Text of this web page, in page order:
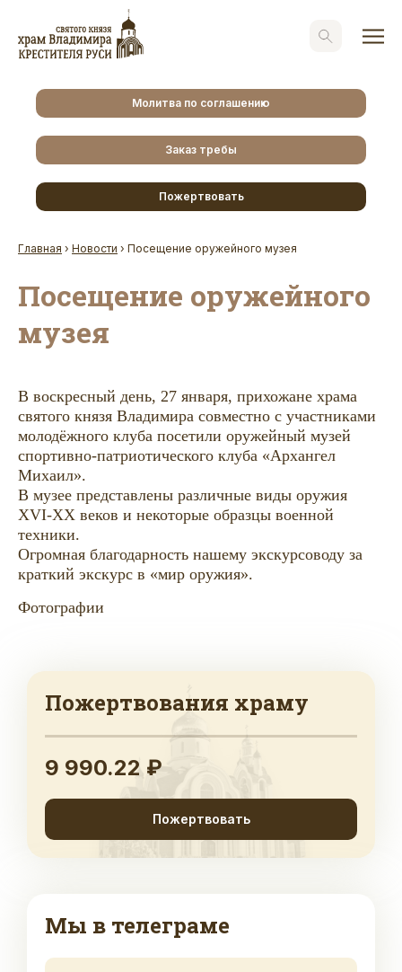
Молитва по соглашению
Заказ требы
Пожертвовать
Главная › Новости › Посещение оружейного музея
Посещение оружейного
музея
В воскресный день, 27 января, прихожане храма
святого князя Владимира совместно с участниками
молодёжного клуба посетили оружейный музей
спортивно-патриотического клуба «Архангел
Михаил».
В музее представлены различные виды оружия
XVI-XX веков и некоторые образцы военной
техники.
Огромная благодарность нашему экскурсоводу за
краткий экскурс в «мир оружия».
Фотографии
Пожертвования храму
9 990.22 ₽
Пожертвовать
Мы в телеграме